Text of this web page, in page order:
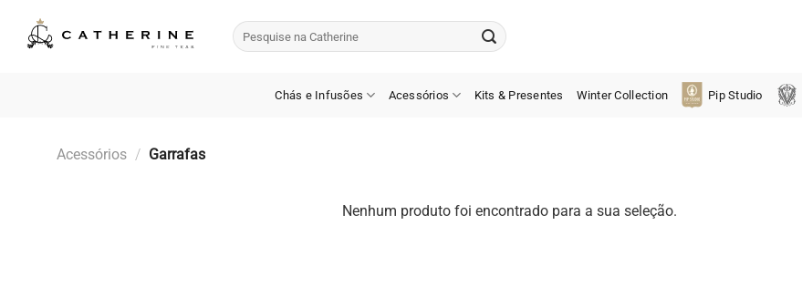
Pesquisar
por:
Chás e Infusões Acessórios Kits & Presentes Winter Collection Pip Studio
Acessórios / Garrafas
Nenhum produto foi encontrado para a sua seleção.